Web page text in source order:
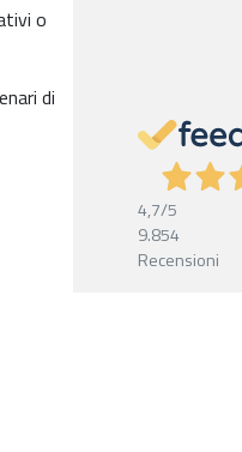
o
di
4,7/5
9.854
Recensioni